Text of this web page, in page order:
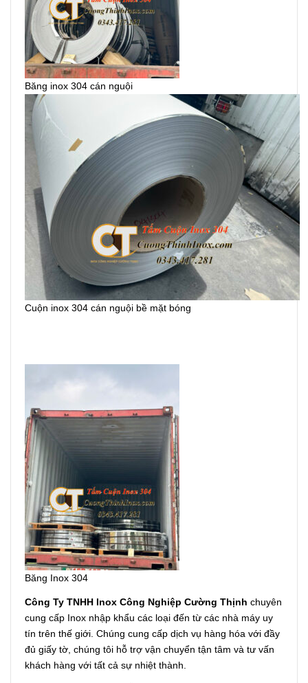
Băng inox 304 cán nguội
Cuộn inox 304 cán nguội bề mặt bóng
Băng Inox 304
Công Ty TNHH Inox Công Nghiệp Cường Thịnh chuyên
cung cấp Inox nhập khẩu các loại đến từ các nhà máy uy
tín trên thế giới. Chúng cung cấp dịch vụ hàng hóa với đầy
đủ giấy tờ, chúng tôi hỗ trợ vận chuyển tận tâm và tư vấn
khách hàng với tất cả sự nhiệt thành.